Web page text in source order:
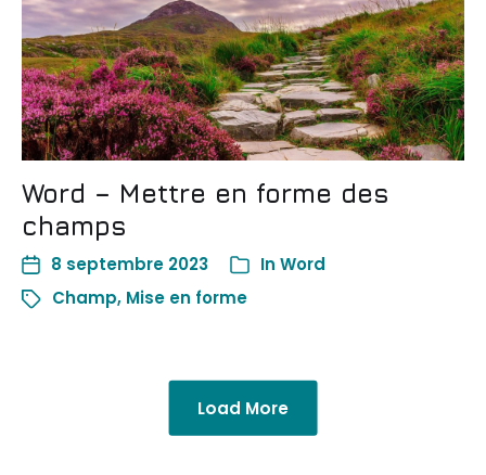
Word – Mettre en forme des
champs
8 septembre 2023 In Word
Champ, Mise en forme
Load More